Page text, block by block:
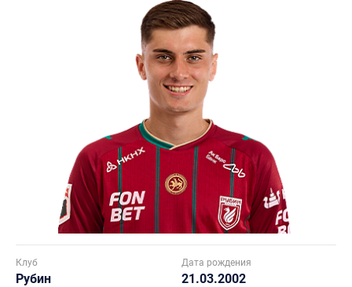
Клуб
Рубин
Дата рождения
21.03.2002